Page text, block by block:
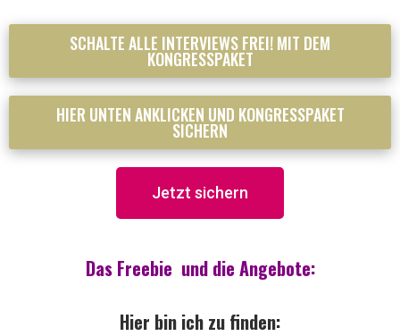
SCHALTE ALLE INTERVIEWS FREI! MIT DEM
KONGRESSPAKET
HIER UNTEN ANKLICKEN UND KONGRESSPAKET
SICHERN
Jetzt sichern
Das Freebie und die Angebote:
Hier bin ich zu finden: